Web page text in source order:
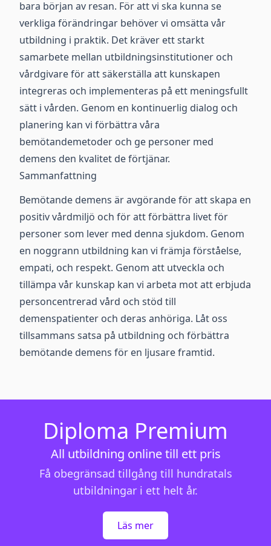
bara början av resan. För att vi ska kunna se
verkliga förändringar behöver vi omsätta vår
utbildning i praktik. Det kräver ett starkt
samarbete mellan utbildningsinstitutioner och
vårdgivare för att säkerställa att kunskapen
integreras och implementeras på ett meningsfullt
sätt i vården. Genom en kontinuerlig dialog och
planering kan vi förbättra våra
bemötandemetoder och ge personer med
demens den kvalitet de förtjänar.
Sammanfattning
Bemötande demens är avgörande för att skapa en
positiv vårdmiljö och för att förbättra livet för
personer som lever med denna sjukdom. Genom
en noggrann utbildning kan vi främja förståelse,
empati, och respekt. Genom att utveckla och
tillämpa vår kunskap kan vi arbeta mot att erbjuda
personcentrerad vård och stöd till
demenspatienter och deras anhöriga. Låt oss
tillsammans satsa på utbildning och förbättra
bemötande demens för en ljusare framtid.
Diploma Premium
All utbildning online till ett pris
Få obegränsad tillgång till hundratals
utbildningar i ett helt år.
Läs mer